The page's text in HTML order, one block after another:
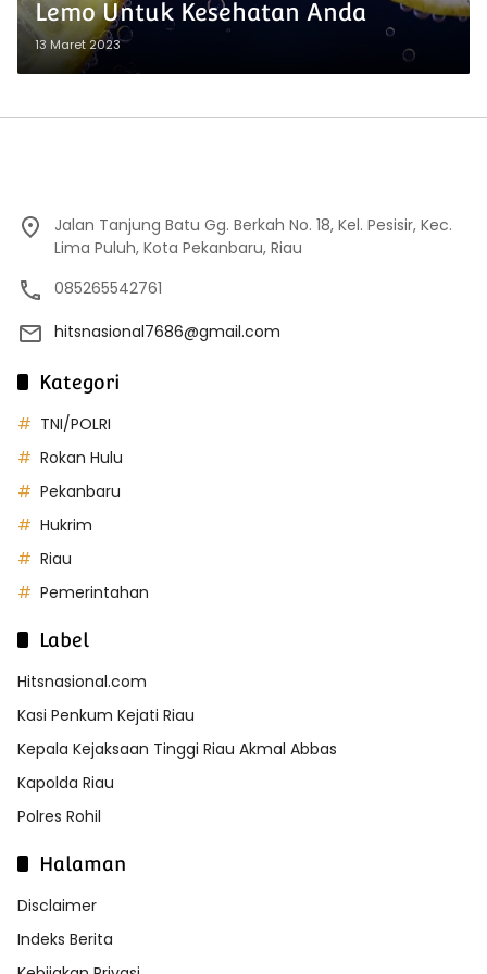
Lemo Untuk Kesehatan Anda
13 Maret 2023
Jalan Tanjung Batu Gg. Berkah No. 18, Kel. Pesisir, Kec.
Lima Puluh, Kota Pekanbaru, Riau
085265542761
hitsnasional7686@gmail.com
Kategori
TNI/POLRI
Rokan Hulu
Pekanbaru
Hukrim
Riau
Pemerintahan
Label
Hitsnasional.com
Kasi Penkum Kejati Riau
Kepala Kejaksaan Tinggi Riau Akmal Abbas
Kapolda Riau
Polres Rohil
Halaman
Disclaimer
Indeks Berita